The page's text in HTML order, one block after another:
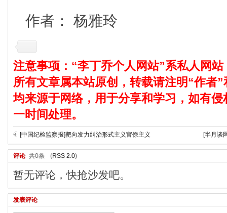
作者： 杨雅玲
注意事项：“李丁乔个人网站”系私人网
所有文章属本站原创，转载请注明“作者
均来源于网络，用于分享和学习，如有
一时间处理。
[中国纪检监察报]靶向发力纠治形式主义官僚主义 [半月谈
评论 共0条 (RSS 2.0)
暂无评论，快抢沙发吧。
发表评论